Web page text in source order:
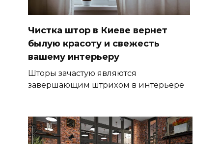
Чистка штор в Киеве вернет
былую красоту и свежесть
вашему интерьеру
Шторы зачастую являются
завершающим штрихом в интерьере